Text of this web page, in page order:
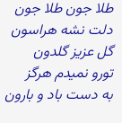
طلا جون طلا جون
دلت نشه هراسون
گل عزیز گلدون
تورو نمیدم هرگز
به دست باد و بارون